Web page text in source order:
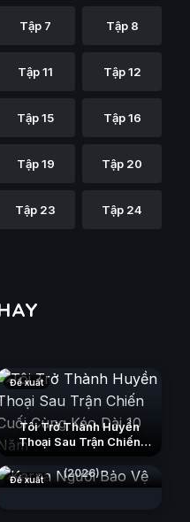
Tập 7 Tập 8
Tập 11 Tập 12
Tập 15 Tập 16
Tập 19 Tập 20
Tập 23 Tập 24
Đề xuất
Tôi Trở Thành Huyền
Thoại Sau Trận Chiến
Năm (2026)
Đề xuất (2026)